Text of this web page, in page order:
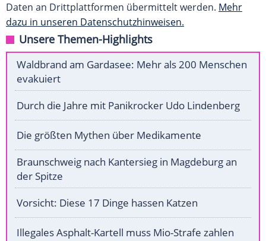
Daten an Drittplattformen übermittelt werden. Mehr
dazu in unseren Datenschutzhinweisen.
Unsere Themen-Highlights
Waldbrand am Gardasee: Mehr als 200 Menschen
evakuiert
Durch die Jahre mit Panikrocker Udo Lindenberg
Die größten Mythen über Medikamente
Braunschweig nach Kantersieg in Magdeburg an
der Spitze
Vorsicht: Diese 17 Dinge hassen Katzen
Illegales Asphalt-Kartell muss Mio-Strafe zahlen